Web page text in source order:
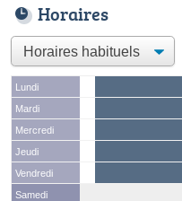
Horaires
Lundi
Mardi
Mercredi
Jeudi
Vendredi
Samedi